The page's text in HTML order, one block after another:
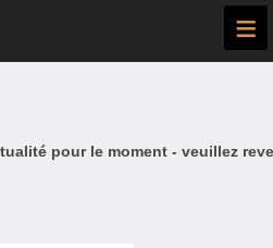
≡
pour le moment - veuillez